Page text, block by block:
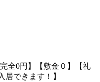
全0円】【敷金０】【礼
居できます！】